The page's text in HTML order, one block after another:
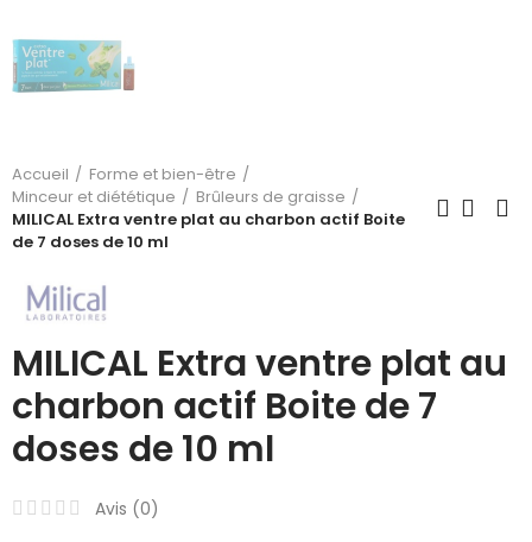
Accueil
Forme et bien-être
Minceur et diététique
Brûleurs de graisse
MILICAL Extra ventre plat au charbon actif Boite
de 7 doses de 10 ml
MILICAL Extra ventre plat au
charbon actif Boite de 7
doses de 10 ml
Avis (0)